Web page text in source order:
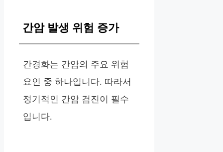
간암 발생 위험 증가
간경화는 간암의 주요 위험
요인 중 하나입니다. 따라서
정기적인 간암 검진이 필수
입니다.